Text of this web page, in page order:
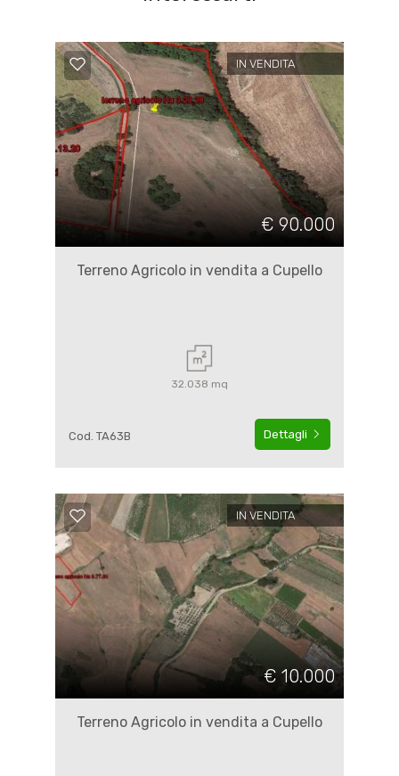
IN VENDITA
€ 90.000
Terreno Agricolo in vendita a Cupello
32.038 mq
Cod. TA63B Dettagli
IN VENDITA
€ 10.000
Terreno Agricolo in vendita a Cupello